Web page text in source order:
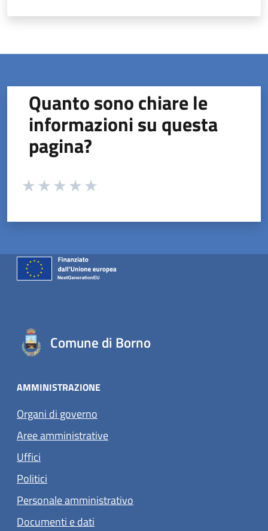
Quanto sono chiare le
informazioni su questa
pagina?
Valuta da 1 a 5 stelle la pagina
Comune di Borno
AMMINISTRAZIONE
Organi di governo
Aree amministrative
Uffici
Politici
Personale amministrativo
Documenti e dati